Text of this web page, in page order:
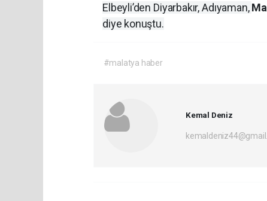
Elbeyli’den Diyarbakır, Adıyaman,
diye konuştu.
#malatya haber
Kemal Deniz